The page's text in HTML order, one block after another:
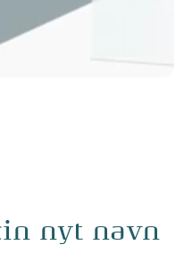
nyt navn